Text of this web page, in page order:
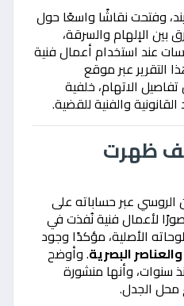
وفتحت نقاشًا واسعًا حول
بين الإلهام والسرقة،
عند استخدام أعمال فنية
عبر موقع
الاتهام، خلفية
والفنية للقضية.
ظهرت
الروسي عبر حساباته على
لأعمال فنية نُفذت في
الأصلية، مؤكدًا وجود
البصرية. وأوضح
سنوات، وأنها منشورة
محل الجدل.